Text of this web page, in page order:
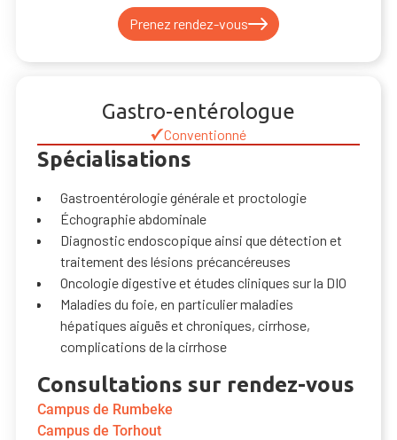
Prenez rendez-vous
Gastro-entérologue
Conventionné
Spécialisations
Gastroentérologie générale et proctologie
Échographie abdominale
Diagnostic endoscopique ainsi que détection et
traitement des lésions précancéreuses
Oncologie digestive et études cliniques sur la DIO
Maladies du foie, en particulier maladies
hépatiques aiguës et chroniques, cirrhose,
complications de la cirrhose
Consultations sur rendez-vous
Campus de Rumbeke
Campus de Torhout